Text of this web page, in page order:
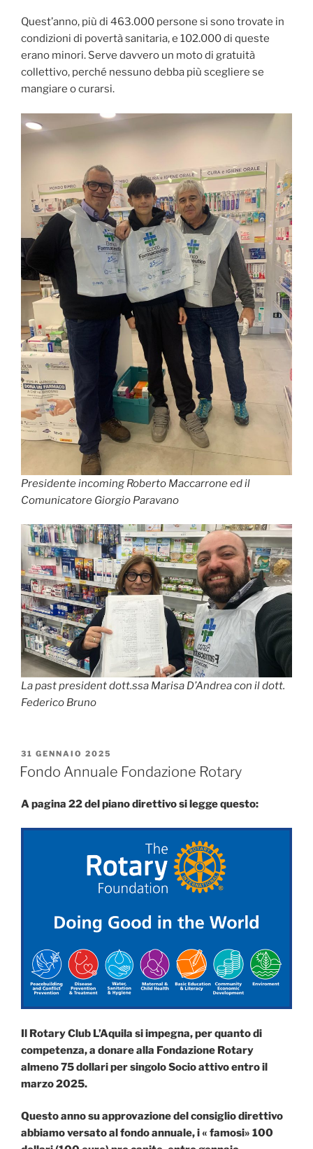
Quest’anno, più di 463.000 persone si sono trovate in
condizioni di povertà sanitaria, e 102.000 di queste
erano minori. Serve davvero un moto di gratuità
collettivo, perché nessuno debba più scegliere se
mangiare o curarsi.
Presidente incoming Roberto Maccarrone ed il
Comunicatore Giorgio Paravano
La past president dott.ssa Marisa D’Andrea con il dott.
Federico Bruno
PUBBLICATO
IL
31 GENNAIO 2025
Fondo Annuale Fondazione Rotary
A pagina 22 del piano direttivo si legge questo:
Il Rotary Club L’Aquila si impegna, per quanto di
competenza, a donare alla Fondazione Rotary
almeno 75 dollari per singolo Socio attivo entro il
marzo 2025.
Questo anno su approvazione del consiglio direttivo
abbiamo versato al fondo annuale, i « famosi» 100